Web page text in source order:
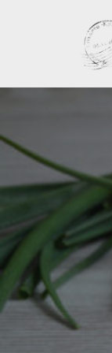
sadržaj